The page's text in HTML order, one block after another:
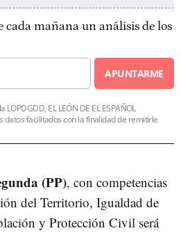
cada mañana un análisis de los
APUNTARME
EL LEÓN DE EL ESPAÑOL
datos facilitados con la finalidad de remitirle
(PP), con competencias
del Territorio, Igualdad de
y Protección Civil será